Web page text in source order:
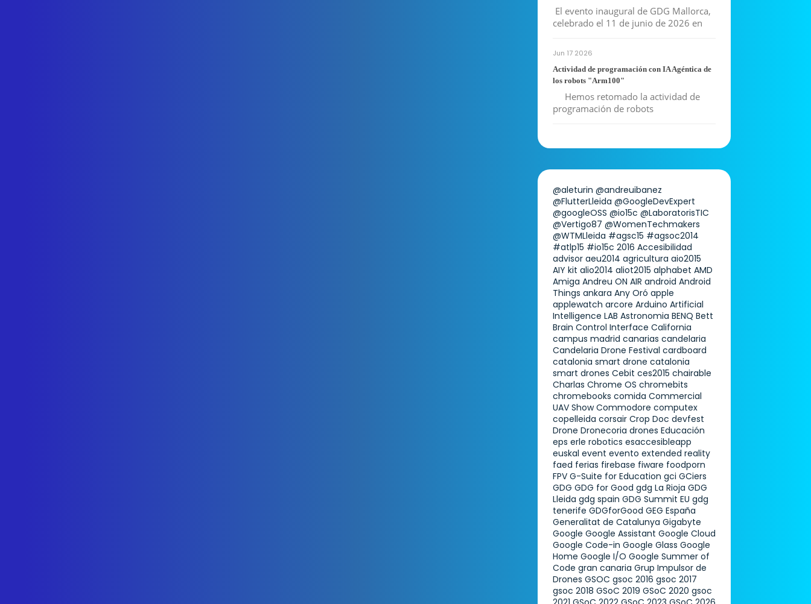
El evento inaugural de GDG Mallorca,
celebrado el 11 de junio de 2026 en
Jun 17 2026
Actividad de programación con IA Agéntica de
los robots "Arm100"
Hemos retomado la actividad de
programación de robots
@aleturin @andreuibanez
@FlutterLleida @GoogleDevExpert
@googleOSS @io15c @LaboratorisTIC
@Vertigo87 @WomenTechmakers
@WTMLleida #agsc15 #agsoc2014
#atlp15 #io15c 2016 Accesibilidad
advisor aeu2014 agricultura aio2015
AIY kit alio2014 aliot2015 alphabet AMD
Amiga Andreu ON AIR android Android
Things ankara Any Oró apple
applewatch arcore Arduino Artificial
Intelligence LAB Astronomia BENQ Bett
Brain Control Interface California
campus madrid canarias candelaria
Candelaria Drone Festival cardboard
catalonia smart drone catalonia
smart drones Cebit ces2015 chairable
Charlas Chrome OS chromebits
chromebooks comida Commercial
UAV Show Commodore computex
copelleida corsair Crop Doc devfest
Drone Dronecoria drones Educación
eps erle robotics esaccesibleapp
euskal event evento extended reality
faed ferias firebase fiware foodporn
FPV G-Suite for Education gci GCiers
GDG GDG for Good gdg La Rioja GDG
Lleida gdg spain GDG Summit EU gdg
tenerife GDGforGood GEG España
Generalitat de Catalunya Gigabyte
Google Google Assistant Google Cloud
Google Code-in Google Glass Google
Home Google I/O Google Summer of
Code gran canaria Grup Impulsor de
Drones GSOC gsoc 2016 gsoc 2017
gsoc 2018 GSoC 2019 GSoC 2020 gsoc